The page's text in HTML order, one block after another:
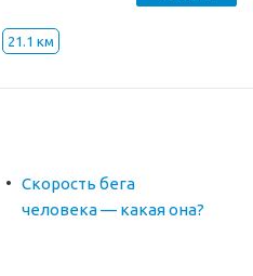
21.1 км
Скорость бега
человека — какая она?